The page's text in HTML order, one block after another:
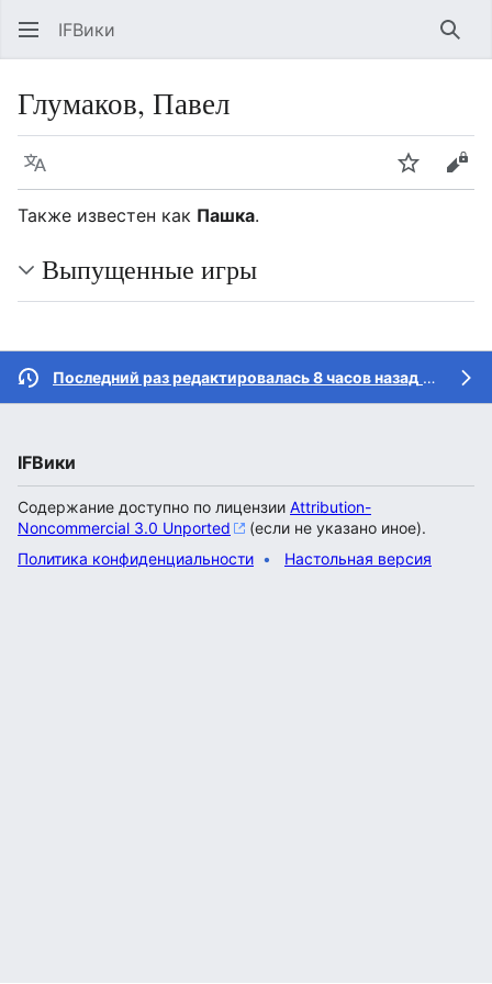
IFВики
Глумаков, Павел
Язык Следить
Также известен как Пашка.
Выпущенные игры
Последний раз редактировалась 8 часов назад
IFВики
Содержание доступно по лицензии Attribution-
Noncommercial 3.0 Unported
(если не указано иное).
Политика конфиденциальности
Настольная версия